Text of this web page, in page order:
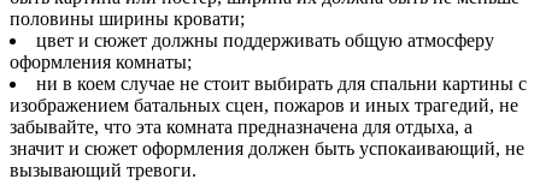
половины ширины кровати;
цвет и сюжет должны поддерживать общую атмосферу
оформления комнаты;
ни в коем случае не стоит выбирать для спальни картины с
изображением батальных сцен, пожаров и иных трагедий, не
забывайте, что эта комната предназначена для отдыха, а
значит и сюжет оформления должен быть успокаивающий, не
вызывающий тревоги.